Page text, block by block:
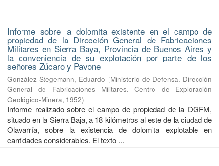
Informe sobre la dolomita existente en el campo de
propiedad de la Dirección General de Fabricaciones
Militares en Sierra Baya, Provincia de Buenos Aires y
la conveniencia de su explotación por parte de los
señores Zúcaro y Pavone
González Stegemann, Eduardo (Ministerio de Defensa. Dirección
General de Fabricaciones Militares. Centro de Exploración
Geológico-Minera, 1952)
Informe realizado sobre el campo de propiedad de la DGFM,
situado en la Sierra Baja, a 18 kilómetros al este de la ciudad de
Olavarría, sobre la existencia de dolomita explotable en
cantidades considerables. El texto ...